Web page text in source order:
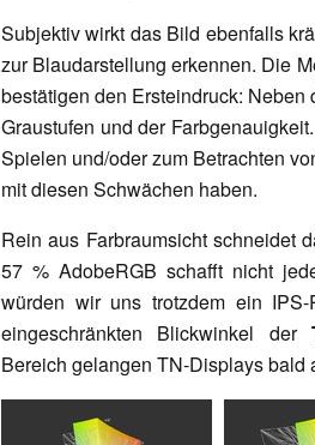
Subjektiv wirkt das Bild ebenfalls
zur Blaudarstellung erkennen. Die
bestätigen den Ersteindruck:
Graustufen und der
Spielen und/oder zum Betrachten
mit diesen Schwächen haben.
Rein aus Farbraumsicht schneidet
57 % AdobeRGB schafft nicht
würden wir uns trotzdem ein
eingeschränkten Blickwinkel der
Bereich gelangen TN-Displays bald